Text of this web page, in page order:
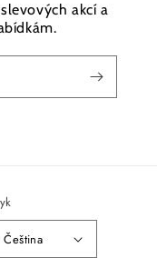
akcí a
Čeština